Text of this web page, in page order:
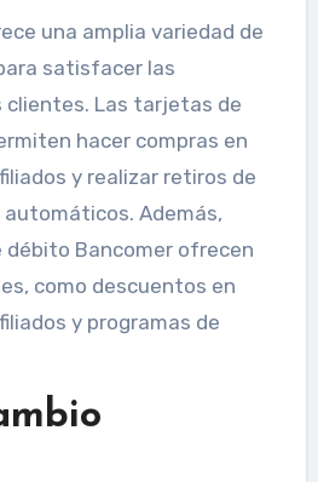
una amplia variedad de
satisfacer las
clientes. Las tarjetas de
hacer compras en
y realizar retiros de
Además,
Bancomer ofrecen
como descuentos en
y programas de